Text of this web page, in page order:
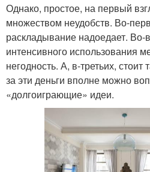
Однако, простое, на первый
множеством неудобств. Во-
раскладывание надоедает. Во-
интенсивного использования
негодность. А, в-третьих,
за эти деньги вполне можно
«долгоиграющие» идеи.